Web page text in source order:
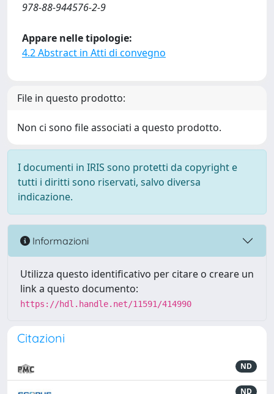
978-88-944576-2-9
Appare nelle tipologie:
4.2 Abstract in Atti di convegno
File in questo prodotto:
Non ci sono file associati a questo prodotto.
I documenti in IRIS sono protetti da copyright e
tutti i diritti sono riservati, salvo diversa
indicazione.
Informazioni
Utilizza questo identificativo per citare o creare un
link a questo documento:
https://hdl.handle.net/11591/414990
Citazioni
ND
ND